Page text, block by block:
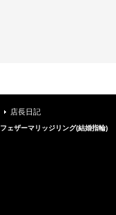
店長日記
フェザーマリッジリング(結婚指輪)